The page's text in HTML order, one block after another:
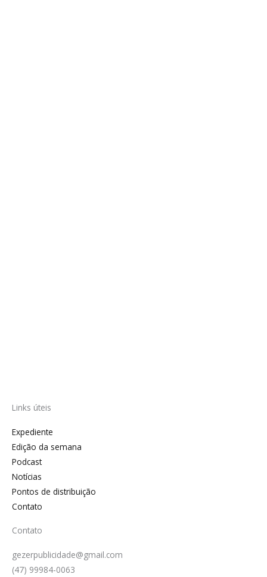
Links úteis
Expediente
Edição da semana
Podcast
Notícias
Pontos de distribuição
Contato
Contato
gezerpublicidade@gmail.com
(47) 99984-0063